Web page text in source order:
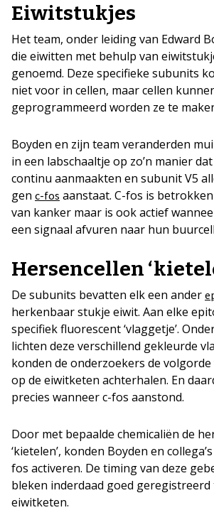
Eiwitstukjes
Het team, onder leiding van Edward
die eiwitten met behulp van
genoemd. Deze specifieke subunits
niet voor in cellen, maar cellen
geprogrammeerd worden ze te
Boyden en zijn team veranderden
in een labschaaltje op zo’n manier
continu aanmaakten en subunit V5
gen c-fos aanstaat. C-fos is
van kanker maar is ook actief
een signaal afvuren naar hun
Hersencellen
De subunits bevatten elk een ander
herkenbaar stukje eiwit. Aan elke
specifiek fluorescent ‘vlaggetje’.
lichten deze verschillend gekleurde
konden de onderzoekers de
op de eiwitketen achterhalen. En
precies wanneer c-fos aanstond.
Door met bepaalde chemicaliën de
‘kietelen’, konden Boyden en
fos activeren. De timing van deze
bleken inderdaad goed geregistreerd
eiwitketen.